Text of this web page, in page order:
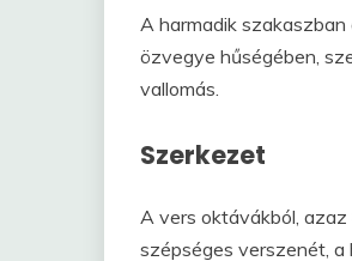
A harmadik
özvegye hűségében,
vallomás.
Szerkezet
A vers oktávákból,
szépséges verszenét, a